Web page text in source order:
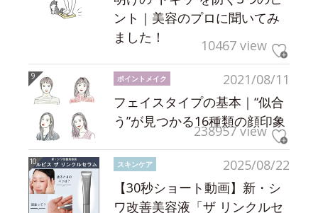
ント｜美容のプロに聞いてみ
ました！
10467 view
2021/08/11
ポイントメイク
フェイスタイプの基本｜“似合
う”が見つかる16種類の顔印象
238957 view
2025/08/22
スキンケア
【30秒ショート動画】新・シ
ワ改善美容液「ザ リンクルセ